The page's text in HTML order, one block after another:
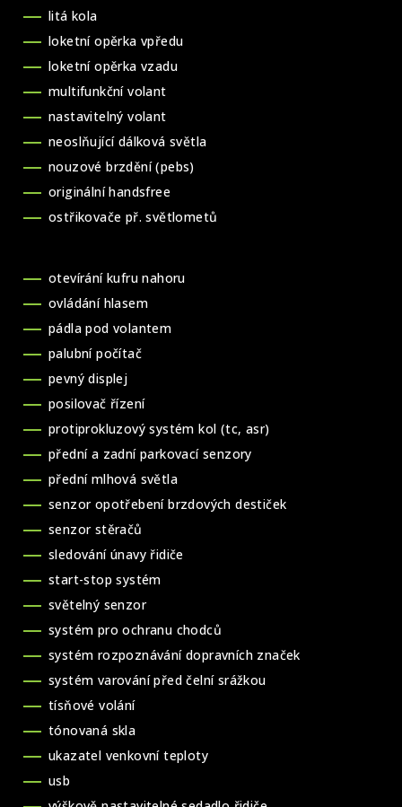
litá kola
loketní opěrka vpředu
loketní opěrka vzadu
multifunkční volant
nastavitelný volant
neoslňující dálková světla
nouzové brzdění (pebs)
originální handsfree
ostřikovače př. světlometů
otevírání kufru nahoru
ovládání hlasem
pádla pod volantem
palubní počítač
pevný displej
posilovač řízení
protiprokluzový systém kol (tc, asr)
přední a zadní parkovací senzory
přední mlhová světla
senzor opotřebení brzdových destiček
senzor stěračů
sledování únavy řidiče
start-stop systém
světelný senzor
systém pro ochranu chodců
systém rozpoznávání dopravních značek
systém varování před čelní srážkou
tísňové volání
tónovaná skla
ukazatel venkovní teploty
usb